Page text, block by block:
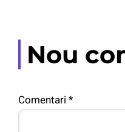
Nou
Comentari *